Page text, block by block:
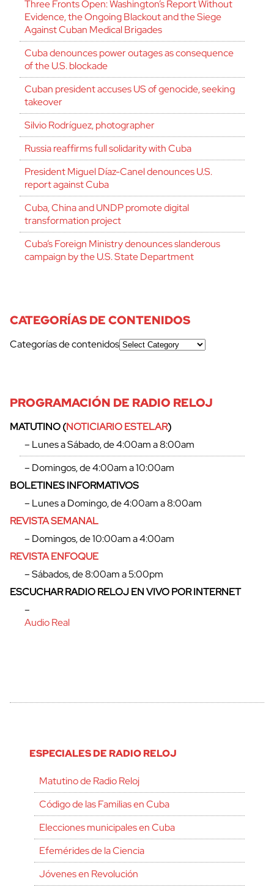
Three Fronts Open: Washington’s Report Without
Evidence, the Ongoing Blackout and the Siege
Against Cuban Medical Brigades
Cuba denounces power outages as consequence
of the U.S. blockade
Cuban president accuses US of genocide, seeking
takeover
Silvio Rodríguez, photographer
Russia reaffirms full solidarity with Cuba
President Miguel Díaz-Canel denounces U.S.
report against Cuba
Cuba, China and UNDP promote digital
transformation project
Cuba’s Foreign Ministry denounces slanderous
campaign by the U.S. State Department
CATEGORÍAS DE CONTENIDOS
Categorías de contenidos
PROGRAMACIÓN DE RADIO RELOJ
MATUTINO (NOTICIARIO ESTELAR)
– Lunes a Sábado, de 4:00am a 8:00am
– Domingos, de 4:00am a 10:00am
BOLETINES INFORMATIVOS
– Lunes a Domingo, de 4:00am a 8:00am
REVISTA SEMANAL
– Domingos, de 10:00am a 4:00am
REVISTA ENFOQUE
– Sábados, de 8:00am a 5:00pm
ESCUCHAR RADIO RELOJ EN VIVO POR INTERNET
–
Audio Real
ESPECIALES DE RADIO RELOJ
Matutino de Radio Reloj
Código de las Familias en Cuba
Elecciones municipales en Cuba
Efemérides de la Ciencia
Jóvenes en Revolución